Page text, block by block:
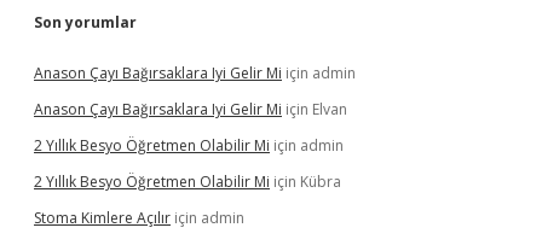
Son yorumlar
Anason Çayı Bağırsaklara Iyi Gelir Mi için admin
Anason Çayı Bağırsaklara Iyi Gelir Mi için Elvan
2 Yıllık Besyo Öğretmen Olabilir Mi için admin
2 Yıllık Besyo Öğretmen Olabilir Mi için Kübra
Stoma Kimlere Açılır için admin